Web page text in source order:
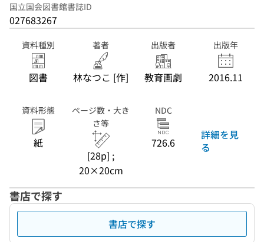
国立国会図書館書誌ID
027683267
資料種別
図書
著者
林なつこ [作]
出版者
教育画劇
出版年
2016.11
資料形態
紙
ページ数・大き
さ等
[28p] ;
20×20cm
NDC
726.6
詳細を見
る
書店で探す
書店で探す